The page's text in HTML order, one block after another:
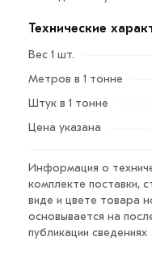
нескольких задач:
создание
и трубопроводных
установка
участков;
монтаж диафрагм
рабочей среды.
Технические
Вес 1 шт.
Метров в 1 тонне
Штук в 1 тонне
Цена указана
Информация о
комплекте поставки,
виде и цвете товара
основывается на
публикации сведениях